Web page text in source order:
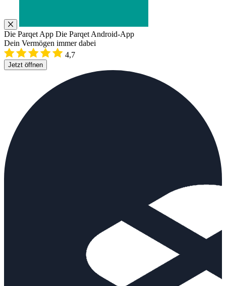
Die Parqet App Die Parqet Android-App
Dein Vermögen immer dabei
4,7
Jetzt öffnen